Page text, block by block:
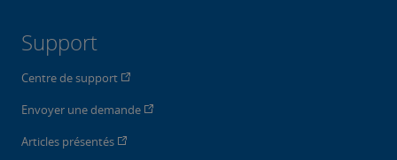
Support
Centre de support
Envoyer une demande
Articles présentés